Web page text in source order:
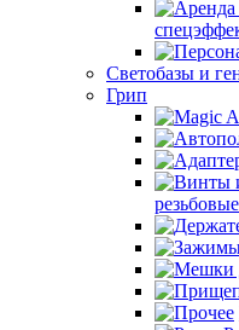
Светобазы и
Грип